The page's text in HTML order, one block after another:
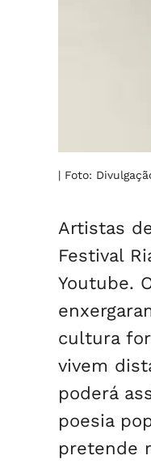
| Foto:
Artistas
Festival
Youtube.
cultura
vivem
poderá
poesia
pretende